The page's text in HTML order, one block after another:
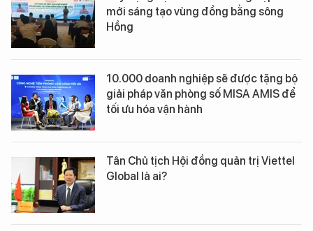
mới sáng tạo vùng đồng bằng sông
Hồng
10.000 doanh nghiệp sẽ được tặng bộ
giải pháp văn phòng số MISA AMIS để
tối ưu hóa vận hành
Tân Chủ tịch Hội đồng quản trị Viettel
Global là ai?